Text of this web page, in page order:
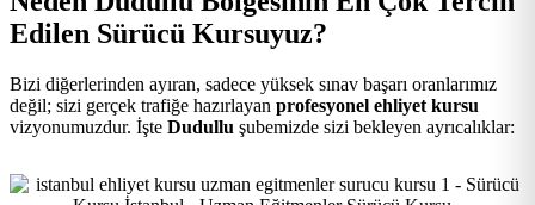
Edilen Sürücü Kursuyuz?
Bizi diğerlerinden ayıran, sadece yüksek sınav başarı oranlarımız
değil; sizi gerçek trafiğe hazırlayan profesyonel ehliyet kursu
vizyonumuzdur. İşte Dudullu şubemizde sizi bekleyen ayrıcalıklar: